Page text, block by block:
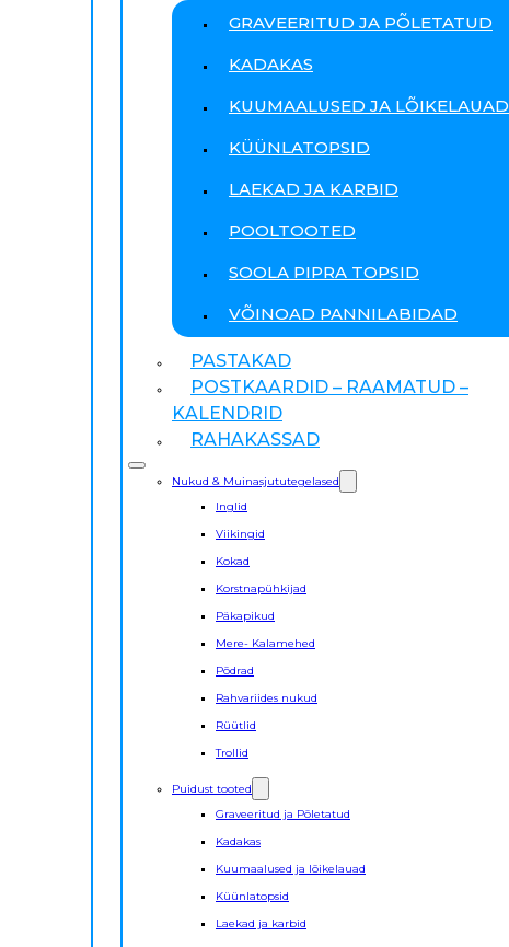
GRAVEERITUD JA PÕLETATUD
KADAKAS
KUUMAALUSED JA LÕIKELAUAD
KÜÜNLATOPSID
LAEKAD JA KARBID
POOLTOOTED
SOOLA PIPRA TOPSID
VÕINOAD PANNILABIDAD
PASTAKAD
POSTKAARDID – RAAMATUD –
KALENDRID
RAHAKASSAD
Nukud & Muinasjututegelased
Inglid
Viikingid
Kokad
Korstnapühkijad
Päkapikud
Mere- Kalamehed
Põdrad
Rahvariides nukud
Rüütlid
Trollid
Puidust tooted
Graveeritud ja Põletatud
Kadakas
Kuumaalused ja lõikelauad
Küünlatopsid
Laekad ja karbid